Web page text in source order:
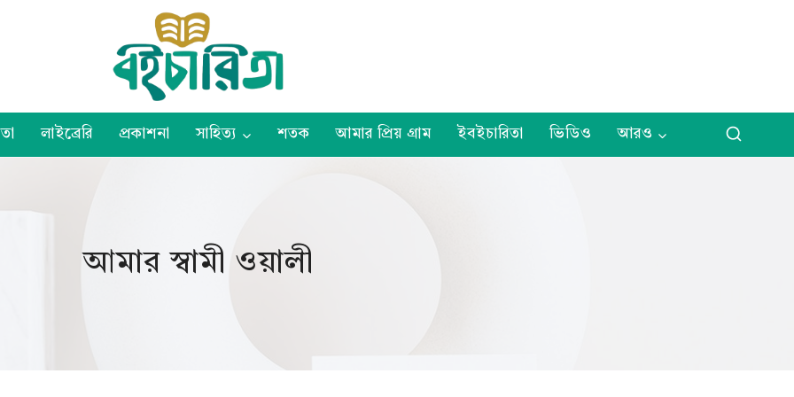
লাইব্রেরি প্রকাশনা সাহিত্য শতক আমার প্রিয় গ্রাম ইবইচারিতা ভিডিও আরও
আমার স্বামী ওয়ালী